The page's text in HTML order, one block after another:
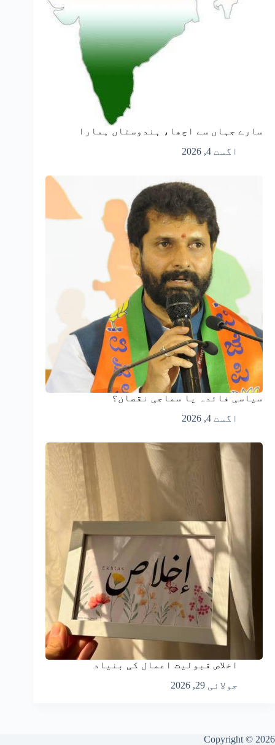
سارے جہاں سے اچھا، ہندوستاں ہمارا
اگست 4, 2026
سیاسی فائدہ یا سماجی نقصان؟
اگست 4, 2026
اخلاص قبولیت اعمال کی بنیاد
جولائی 29, 2026
Copyright © 2026